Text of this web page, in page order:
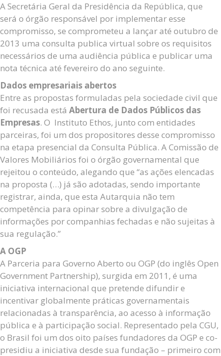
A Secretária Geral da Presidência da República, que
será o órgão responsável por implementar esse
compromisso, se comprometeu a lançar até outubro de
2013 uma consulta publica virtual sobre os requisitos
necessários de uma audiência pública e publicar uma
nota técnica até fevereiro do ano seguinte.
Dados empresariais abertos
Entre as propostas formuladas pela sociedade civil que
foi recusada está Abertura de Dados Públicos das
Empresas. O Instituto Ethos, junto com entidades
parceiras, foi um dos propositores desse compromisso
na etapa presencial da Consulta Pública. A Comissão de
Valores Mobiliários foi o órgão governamental que
rejeitou o conteúdo, alegando que “as ações elencadas
na proposta (…) já são adotadas, sendo importante
registrar, ainda, que esta Autarquia não tem
competência para opinar sobre a divulgação de
informações por companhias fechadas e não sujeitas à
sua regulação.”
A OGP
A Parceria para Governo Aberto ou OGP (do inglês Open
Government Partnership), surgida em 2011, é uma
iniciativa internacional que pretende difundir e
incentivar globalmente práticas governamentais
relacionadas à transparência, ao acesso à informação
pública e à participação social. Representado pela CGU,
o Brasil foi um dos oito países fundadores da OGP e co-
presidiu a iniciativa desde sua fundação – primeiro com